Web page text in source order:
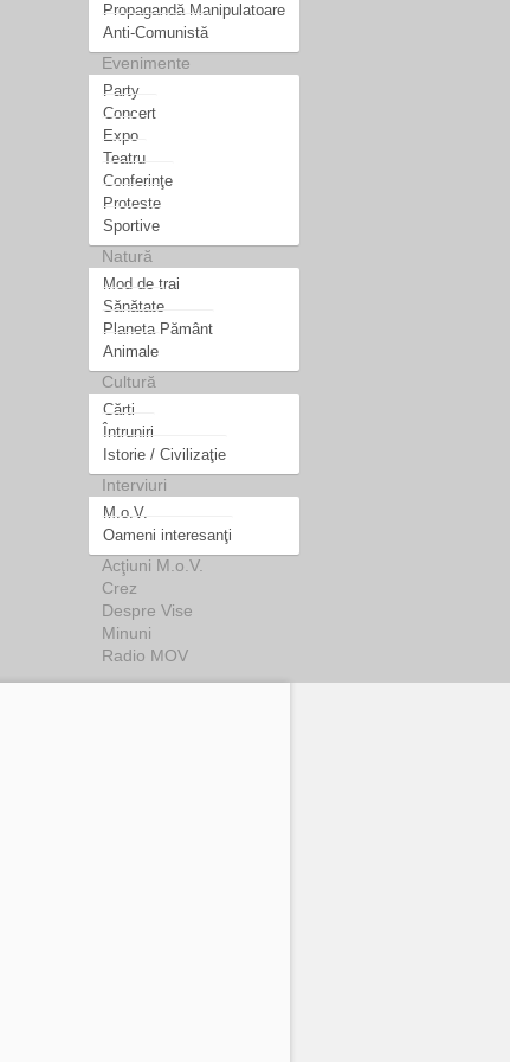
Propagandă Manipulatoare
Anti-Comunistă
Evenimente
Party
Concert
Expo
Teatru
Conferinţe
Proteste
Sportive
Natură
Mod de trai
Sănătate
Planeta Pământ
Animale
Cultură
Cărti
Întruniri
Istorie / Civilizaţie
Interviuri
M.o.V.
Oameni interesanţi
Acţiuni M.o.V.
Crez
Despre Vise
Minuni
Radio MOV